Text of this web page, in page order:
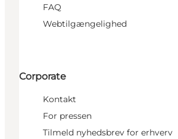
FAQ
Webtilgængelighed
Corporate
Kontakt
For pressen
Tilmeld nyhedsbrev for erhverv